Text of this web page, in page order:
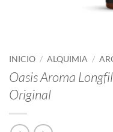
INICIO / ALQUIMIA /
Oasis Aroma
Original